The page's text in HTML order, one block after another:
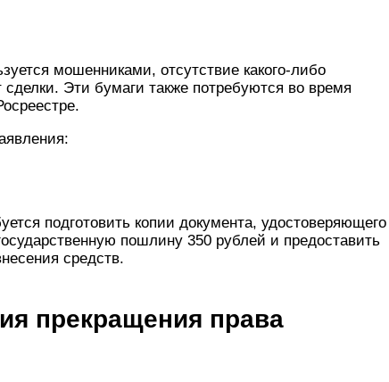
мошенниками, отсутствие какого-либо
сделки. Эти бумаги также потребуются во время
подготовить копии документа, удостоверяющего
пошлину 350 рублей и предоставить
средств.
прекращения права